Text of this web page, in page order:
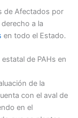
de Afectados por
a la
en todo el Estado.
de PAHs en
de la
con el aval de
en el